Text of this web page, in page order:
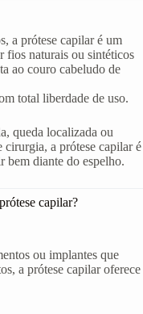
a prótese capilar é um
fios naturais ou sintéticos
ao couro cabeludo de
total liberdade de uso.
queda localizada ou
cirurgia, a prótese capilar é
bem diante do espelho.
capilar?
ou implantes que
a prótese capilar oferece